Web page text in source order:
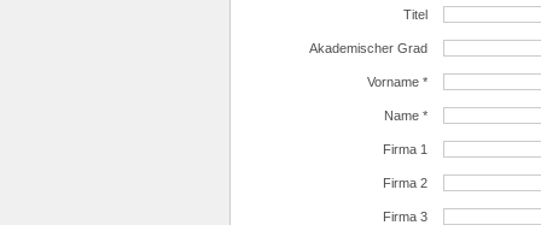
Titel
Akademischer Grad
Vorname *
Name *
Firma 1
Firma 2
Firma 3